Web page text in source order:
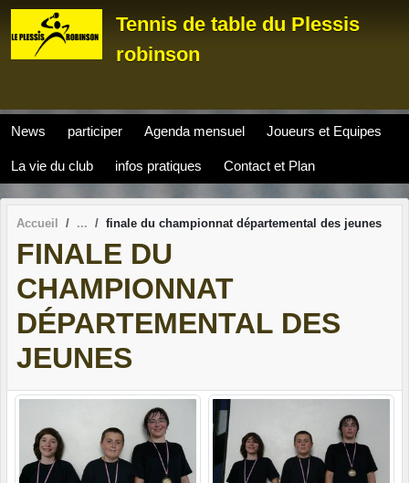
Tennis de table du Plessis
robinson
News participer Agenda mensuel Joueurs et Equipes
La vie du club infos pratiques Contact et Plan
Accueil finale du championnat départemental des jeunes
FINALE DU
CHAMPIONNAT
DÉPARTEMENTAL DES
JEUNES
Panneau de gestion des cookies